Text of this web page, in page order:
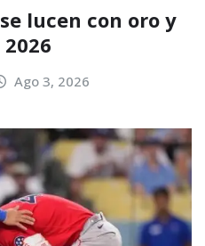
lucen con oro y
Ago 3, 2026